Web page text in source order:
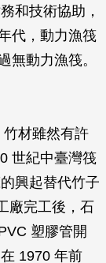
和技術協助，
代，動力漁筏
無動力漁筏。
材雖然有許
世紀中臺灣筏
興起替代竹子
廠完工後，石
塑膠管開
1970 年前